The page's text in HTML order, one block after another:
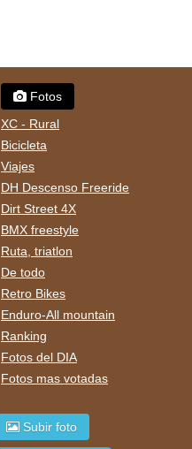
Fotos
XC - Rural
Bicicleta
Viajes
DH Descenso Freeride
Dirt Street 4X
BMX freestyle
Ruta, triatlon
De todo
Retro Bikes
Enduro-All mountain
Ranking
Fotos del DIA
Fotos mas votadas
Subir foto